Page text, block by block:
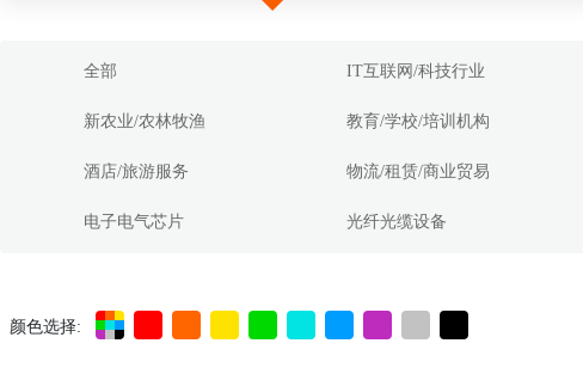
全部 IT互联网/科技行业
新农业/农林牧渔 教育/学校/培训机构
酒店/旅游服务 物流/租赁/商业贸易
电子电气芯片 光纤光缆设备
颜色选择: